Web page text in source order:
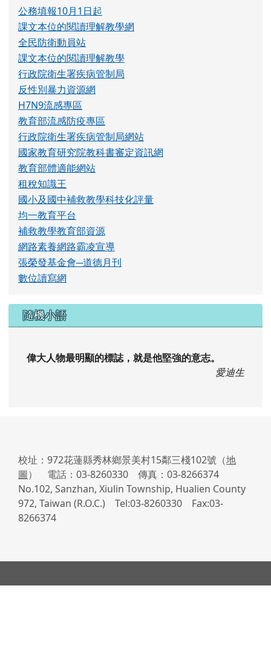
公務填報10月1日起
課文本位的閱讀理解教學網
全民防衛動員站
課文本位的閱讀理解教學
行政院衛生署疾病管制局
反性別暴力資源網
H7N9流感專區
教育部流感防疫專區
行政院衛生署疾病管制局網站
國家教育研究院教科書審定資訊網
教育部體適能網站
租稅知識王
國小及國中補救教學科技化評量
均一教育平台
補救教學教育部資源
網路素養網路霸凌宣導
張榮發基金會─道德月刊
數位讀寫網
隨機小語
偉大人物最明顯的標誌，就是他堅強的意志。
愛迪生
校址：972花蓮縣秀林鄉景美村15鄰三棧102號（地
圖） 電話：03-8260330 傳真：03-8266374
No.102, Sanzhan, Xiulin Township, Hualien County
972, Taiwan (R.O.C.) Tel:03-8260330 Fax:03-
8266374